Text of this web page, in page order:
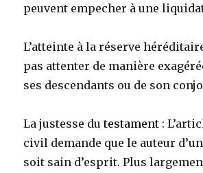
peuvent empecher à une
L’atteinte à la réserve
pas attenter de manière
ses descendants ou de son
La justesse dutestament :
civil demande que le auteur
soit sain d’esprit. Plus